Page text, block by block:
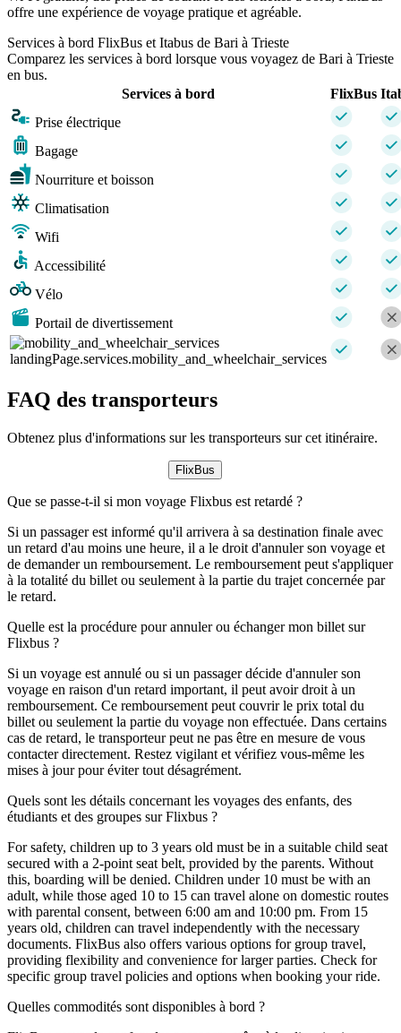
offre une expérience de voyage pratique et agréable.
Services à bord FlixBus et Itabus de Bari à Trieste
Comparez les services à bord lorsque vous voyagez de Bari à Trieste
en bus.
Services à bord
FlixBus
Prise électrique
Bagage
Nourriture et boisson
Climatisation
Wifi
Accessibilité
Vélo
Portail de divertissement
landingPage.services.mobility_and_wheelchair_services
FAQ des transporteurs
Obtenez plus d'informations sur les transporteurs sur cet itinéraire.
FlixBus
Que se passe-t-il si mon voyage Flixbus est retardé ?
Si un passager est informé qu'il arrivera à sa destination finale avec
un retard d'au moins une heure, il a le droit d'annuler son voyage et
de demander un remboursement. Le remboursement peut s'appliquer
à la totalité du billet ou seulement à la partie du trajet concernée par
le retard.
Quelle est la procédure pour annuler ou échanger mon billet sur
Flixbus ?
Si un voyage est annulé ou si un passager décide d'annuler son
voyage en raison d'un retard important, il peut avoir droit à un
remboursement. Ce remboursement peut couvrir le prix total du
billet ou seulement la partie du voyage non effectuée. Dans certains
cas de retard, le transporteur peut ne pas être en mesure de vous
contacter directement. Restez vigilant et vérifiez vous-même les
mises à jour pour éviter tout désagrément.
Quels sont les détails concernant les voyages des enfants, des
étudiants et des groupes sur Flixbus ?
For safety, children up to 3 years old must be in a suitable child seat
secured with a 2-point seat belt, provided by the parents. Without
this, boarding will be denied. Children under 10 must be with an
adult, while those aged 10 to 15 can travel alone on domestic routes
with parental consent, between 6:00 am and 10:00 pm. From 15
years old, children can travel independently with the necessary
documents. FlixBus also offers various options for group travel,
providing flexibility and convenience for larger parties. Check for
specific group travel policies and options when booking your ride.
Quelles commodités sont disponibles à bord ?